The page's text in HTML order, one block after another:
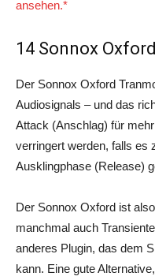
ansehen.*
14 Sonnox
Der Sonnox Oxford
Audiosignals – und das
Attack (Anschlag) für
verringert werden, falls es
Ausklingphase (Release)
Der Sonnox Oxford ist
manchmal auch
anderes Plugin, das dem
kann. Eine gute